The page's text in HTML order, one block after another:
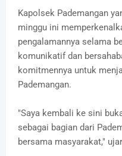
Kapolsek Pademangan
minggu ini
pengalamannya selama
komunikatif dan
komitmennya untuk
Pademangan.
"Saya kembali ke sini
sebagai bagian dari
bersama masyarakat,"